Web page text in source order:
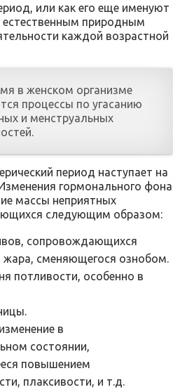
или как его еще именуют
естественным природным
каждой возрастной
в женском организме
процессы по угасанию
и менструальных
период наступает на
гормонального фона
массы неприятных
следующим образом:
сопровождающихся
жара, сменяющегося ознобом.
потливости, особенно в
в
состоянии,
повышением
плаксивости, и т.д.